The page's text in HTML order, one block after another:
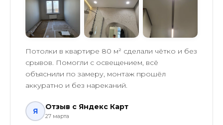
Потолки в квартире 80 м² сделали чётко и без
срывов. Помогли с освещением, всё
объяснили по замеру, монтаж прошёл
аккуратно и без нареканий.
Я Отзыв с Яндекс Карт
27 марта